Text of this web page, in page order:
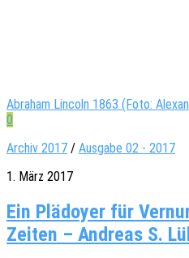
Abraham Lincoln 1863 (Foto:
0
Archiv 2017 / Ausgabe 02 - 2017
1. März 2017
Ein Plädoyer für
Zeiten – Andreas S.